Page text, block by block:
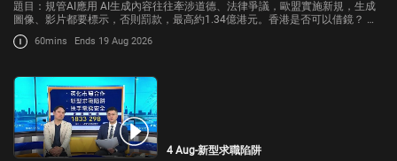
題目：規管AI應用 AI生成內容往往牽涉道德、法律爭議，歐盟實施新規，生成
圖像、影片都要標示，否則罰款，最高約1.34億港元。香港是否可以借鏡？ 嘉
60mins Ends 19 Aug 2026
4 Aug-新型求職陷阱